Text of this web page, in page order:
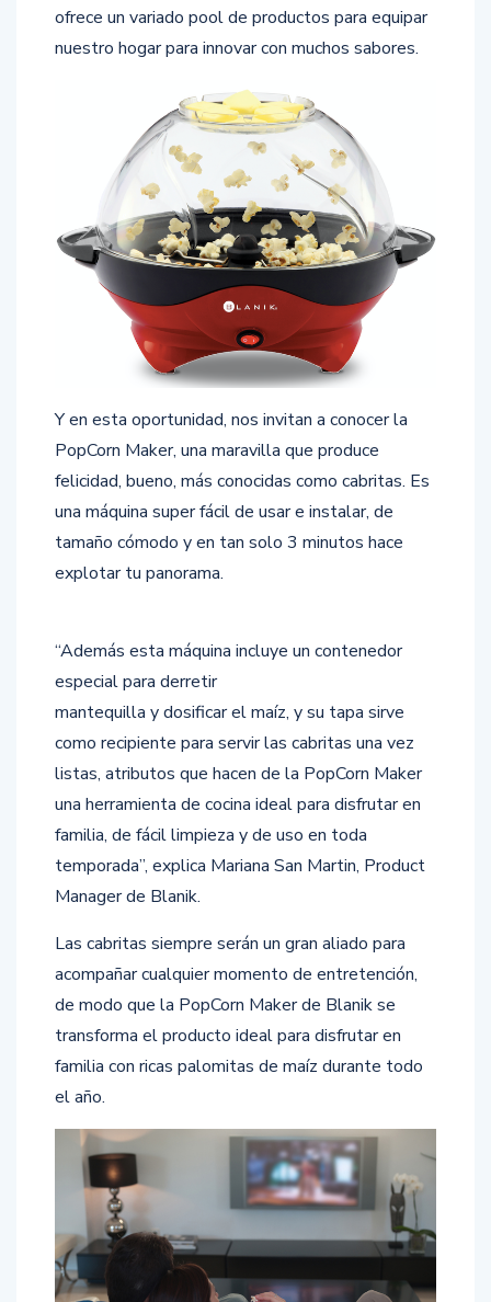
ofrece un variado pool de productos para equipar
nuestro hogar para innovar con muchos sabores.
Y en esta oportunidad, nos invitan a conocer la
PopCorn Maker, una maravilla que produce
felicidad, bueno, más conocidas como cabritas. Es
una máquina super fácil de usar e instalar, de
tamaño cómodo y en tan solo 3 minutos hace
explotar tu panorama.
“Además esta máquina incluye un contenedor
especial para derretir
mantequilla y dosificar el maíz, y su tapa sirve
como recipiente para servir las cabritas una vez
listas, atributos que hacen de la PopCorn Maker
una herramienta de cocina ideal para disfrutar en
familia, de fácil limpieza y de uso en toda
temporada”, explica Mariana San Martin, Product
Manager de Blanik.
Las cabritas siempre serán un gran aliado para
acompañar cualquier momento de entretención,
de modo que la PopCorn Maker de Blanik se
transforma el producto ideal para disfrutar en
familia con ricas palomitas de maíz durante todo
el año.